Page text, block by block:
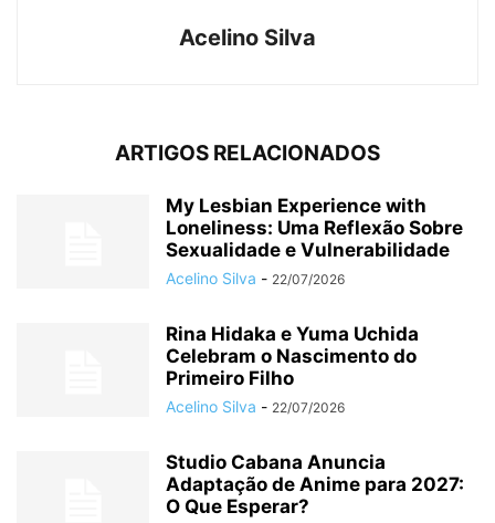
Acelino Silva
ARTIGOS RELACIONADOS
My Lesbian Experience with
Loneliness: Uma Reflexão Sobre
Sexualidade e Vulnerabilidade
Acelino Silva - 22/07/2026
Rina Hidaka e Yuma Uchida
Celebram o Nascimento do
Primeiro Filho
Acelino Silva - 22/07/2026
Studio Cabana Anuncia
Adaptação de Anime para 2027:
O Que Esperar?